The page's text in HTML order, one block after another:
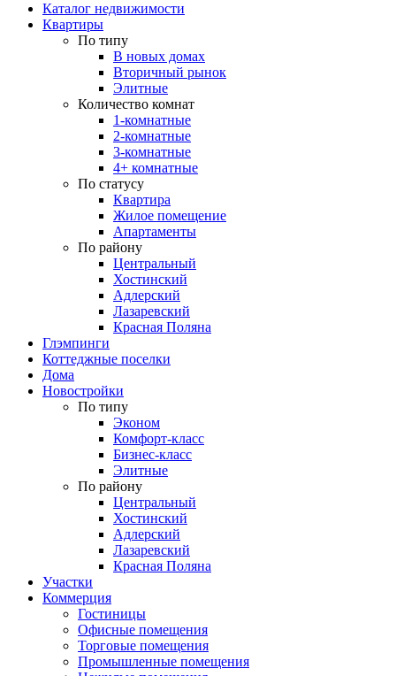
Каталог недвижимости
Квартиры
По типу
В новых домах
Вторичный рынок
Элитные
Количество комнат
1-комнатные
2-комнатные
3-комнатные
4+ комнатные
По статусу
Квартира
Жилое помещение
Апартаменты
По району
Центральный
Хостинский
Адлерский
Лазаревский
Красная Поляна
Глэмпинги
Коттеджные поселки
Дома
Новостройки
По типу
Эконом
Комфорт-класс
Бизнес-класс
Элитные
По району
Центральный
Хостинский
Адлерский
Лазаревский
Красная Поляна
Участки
Коммерция
Гостиницы
Офисные помещения
Торговые помещения
Промышленные помещения